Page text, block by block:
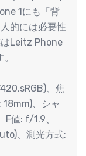
1にも「背
的には必要性
はLeitz Phone
、焦
、シャ
値: f/1.9、
、測光方式: